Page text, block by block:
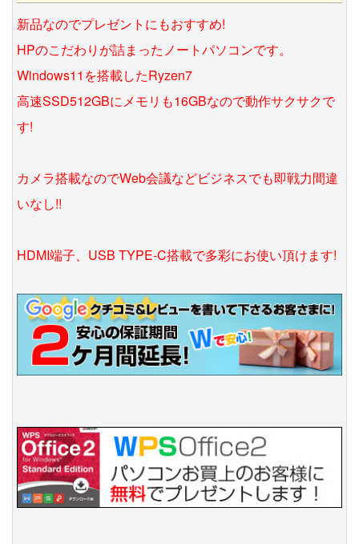
新品なのでプレゼントにもおすすめ!
HPのこだわりが詰まったノートパソコンです。
Windows11を搭載したRyzen7
高速SSD512GBにメモリも16GBなので動作サクサクで
す!
カメラ搭載なのでWeb会議などビジネスでも即戦力間違
いなし!!
HDMI端子、USB TYPE-C搭載で多彩にお使い頂けます!